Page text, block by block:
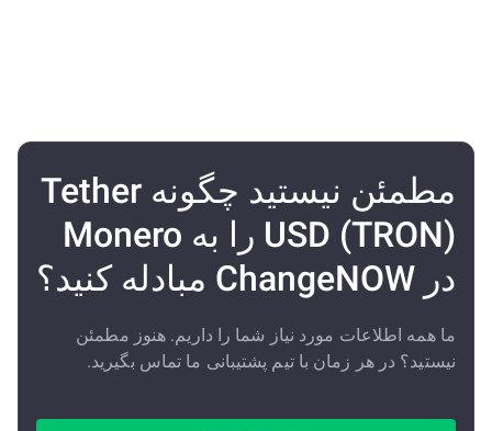
مطمئن نیستید چگونه Tether
USD (TRON) را به Monero
در ChangeNOW مبادله کنید؟
ما همه اطلاعات مورد نیاز شما را داریم. هنوز مطمئن
نیستید؟ در هر زمان با تیم پشتیبانی ما تماس بگیرید.